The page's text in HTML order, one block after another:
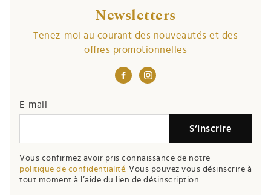
Newsletters
Tenez-moi au courant des nouveautés et des
offres promotionnelles
E-mail
S’inscrire
Vous confirmez avoir pris connaissance de notre
politique de confidentialité. Vous pouvez vous désinscrire à
tout moment à l’aide du lien de désinscription.